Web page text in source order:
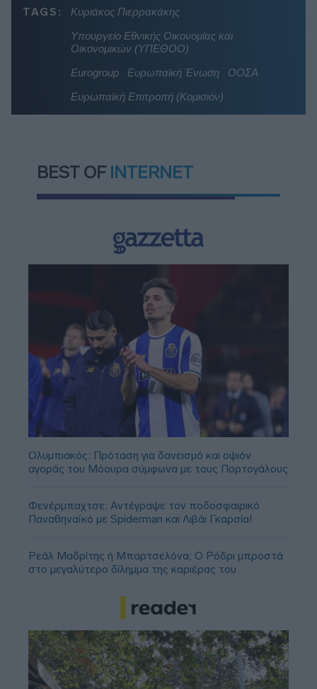
TAGS:
Κυριάκος Πιερρακάκης
Υπουργείο Εθνικής Οικονομίας και
Οικονομικών (ΥΠΕΘΟΟ)
Eurogroup
Ευρωπαϊκή Ένωση
ΟΟΣΑ
Ευρωπαϊκή Επιτροπή (Κομισιόν)
BEST OF INTERNET
Ολυμπιακός: Πρόταση για δανεισμό και οψιόν
αγοράς του Μόουρα σύμφωνα με τους Πορτογάλους
Φενέρμπαχτσε: Αντέγραψε τον ποδοσφαιρικό
Παναθηναϊκό με Spiderman και Λιβάι Γκαρσία!
Ρεάλ Μαδρίτης ή Μπαρτσελόνα; Ο Ρόδρι μπροστά
στο μεγαλύτερο δίλημμα της καριέρας του